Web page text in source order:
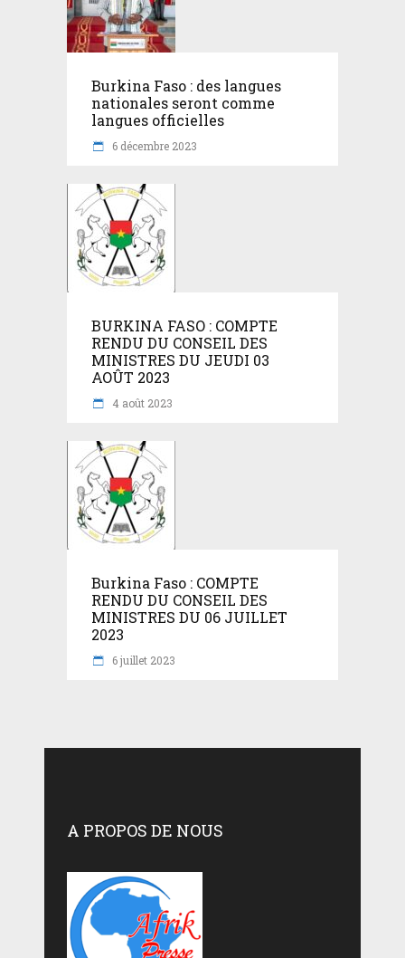
Burkina Faso : des langues
nationales seront comme
langues officielles
6 décembre 2023
BURKINA FASO : COMPTE
RENDU DU CONSEIL DES
MINISTRES DU JEUDI 03
AOÛT 2023
4 août 2023
Burkina Faso : COMPTE
RENDU DU CONSEIL DES
MINISTRES DU 06 JUILLET
2023
6 juillet 2023
A PROPOS DE NOUS